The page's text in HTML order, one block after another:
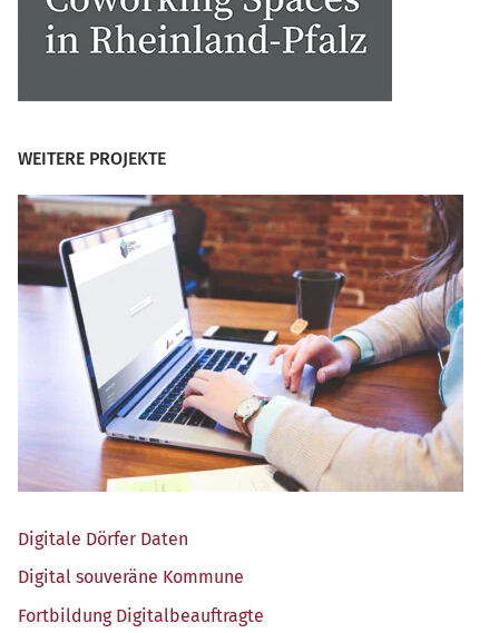
WEITERE PROJEKTE
Digi­ta­le Dör­fer Daten
Digi­tal sou­ve­rä­ne Kommune
Fort­bil­dung Digitalbeauftragte